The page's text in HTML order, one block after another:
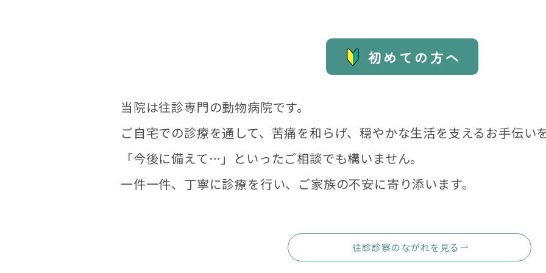
初めての方へ
当院は往診専門の動物病院です。
ご自宅での診療を通して、苦痛を和らげ、穏やかな生活を支えるお手伝い
「今後に備えて…」といったご相談でも構いません。
一件一件、丁寧に診療を行い、ご家族の不安に寄り添います。
往診診察のながれを見る